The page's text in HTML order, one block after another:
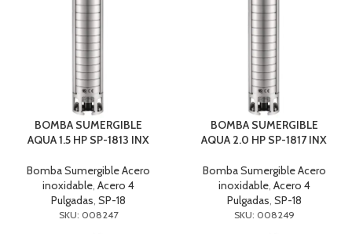
BOMBA SUMERGIBLE
AQUA 1.5 HP SP-1813 INX
Bomba Sumergible Acero
inoxidable, Acero 4
Pulgadas, SP-18
SKU: 008247
BOMBA SUMERGIBLE
AQUA 2.0 HP SP-1817 INX
Bomba Sumergible Acero
inoxidable, Acero 4
Pulgadas, SP-18
SKU: 008249